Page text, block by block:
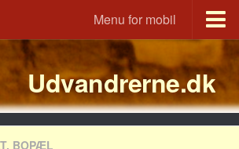
Menu for mobil
Udvandrerne.dk
BOPÆL